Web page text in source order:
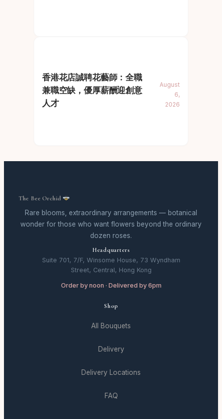
香港花店誠聘花藝師：全職
兼職空缺，優厚薪酬迎創意
人才
August
6,
2026
The Bee Orchid
Rare blooms, extraordinary arrangements — botanical
wonder for those who want flowers beyond the ordinary
dozen roses.
Headquarters
Suite 701, 7/F, Winsome House, 73 Wyndham
Street, Central, Hong Kong
Order by noon · Delivered by 6pm
Shop
All Bouquets
Delivery
Delivery Locations
FAQ